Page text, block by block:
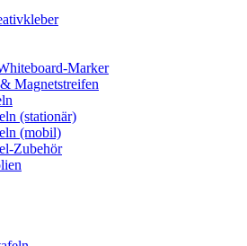
Marker
Magnetstreifen
(stationär)
(mobil)
Zubehör